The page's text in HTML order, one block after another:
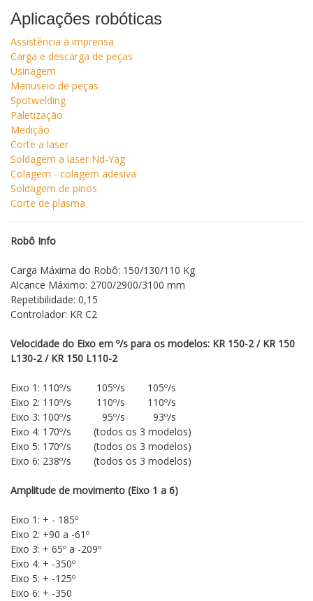
Aplicações robóticas
Assistência à imprensa
Carga e descarga de peças
Usinagem
Manuseio de peças
Spotwelding
Paletização
Medição
Corte a laser
Soldagem a laser Nd-Yag
Colagem - colagem adesiva
Soldagem de pinos
Corte de plasma
Robô Info
Carga Máxima do Robô: 150/130/110 Kg
Alcance Máximo: 2700/2900/3100 mm
Repetibilidade: 0,15
Controlador: KR C2
Velocidade do Eixo em º/s para os modelos: KR 150-2 / KR 150
L130-2 / KR 150 L110-2
Eixo 1: 110º/s 105º/s 105º/s
Eixo 2: 110º/s 110º/s 110º/s
Eixo 3: 100º/s 95º/s 93º/s
Eixo 4: 170º/s (todos os 3 modelos)
Eixo 5: 170º/s (todos os 3 modelos)
Eixo 6: 238º/s (todos os 3 modelos)
Amplitude de movimento (Eixo 1 a 6)
Eixo 1: + - 185º
Eixo 2: +90 a -61º
Eixo 3: + 65º a -209º
Eixo 4: + -350º
Eixo 5: + -125º
Eixo 6: + -350